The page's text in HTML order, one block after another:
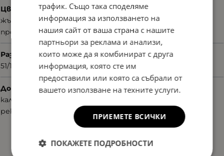
Цвят
жълт отекък
прозрачен
Размер
51/19/145
Допълнителни аксесоари
калъф
рекламни материали
трафик. Също така споделяме
информация за използването на
нашия сайт от ваша страна с нашите
партньори за реклама и анализи,
които може да я комбинират с друга
информация, която сте им
предоставили или която са събрали от
вашето използване на техните услуги.
ПРИЕМЕТЕ ВСИЧКИ
ПОКАЖЕТЕ ПОДРОБНОСТИ